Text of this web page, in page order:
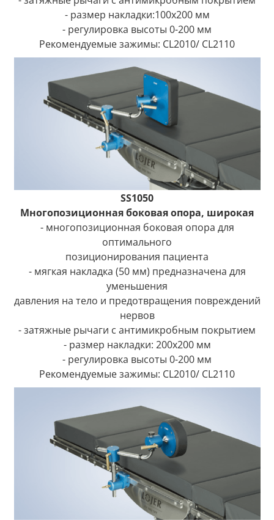
- размер накладки:100x200 мм
- регулировка высоты 0-200 мм
Рекомендуемые зажимы: CL2010/ CL2110
SS1050
Многопозиционная боковая опора, широкая
- многопозиционная боковая опора для
оптимального
позиционирования пациента
- мягкая накладка (50 мм) предназначена для
уменьшения
давления на тело и предотвращения повреждений
нервов
- затяжные рычаги с антимикробным покрытием
- размер накладки: 200x200 мм
- регулировка высоты 0-200 мм
Рекомендуемые зажимы: CL2010/ CL2110